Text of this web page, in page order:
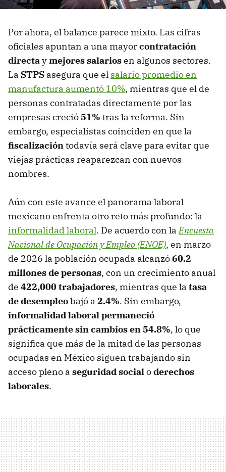
Por ahora, el balance parece mixto. Las cifras
oficiales apuntan a una mayorcontratación
directaymejores salariosen algunos sectores.
La STPS asegura que el salario promedio en
manufactura aumentó 10%, mientras que el de
personas contratadas directamente por las
empresas creció51% tras la reforma. Sin
embargo, especialistas coinciden en que la
fiscalizacióntodavía será clave para evitar que
viejas prácticas reaparezcan con nuevos
nombres.
Aún con este avance el panorama laboral
mexicano enfrenta otro reto más profundo: la
informalidad laboral. De acuerdo con laEncuesta
Nacional de Ocupación y Empleo (ENOE), en marzo
de 2026 la población ocupada alcanzó60.2
millones de personas, con un crecimiento anual
de 422,000 trabajadores, mientras que la tasa
de desempleobajó a 2.4%. Sin embargo,
informalidad laboral permaneció
prácticamente sin cambios en 54.8%, lo que
significa que más de la mitad de las personas
ocupadas en México siguen trabajando sin
acceso pleno a seguridad socialoderechos
laborales.